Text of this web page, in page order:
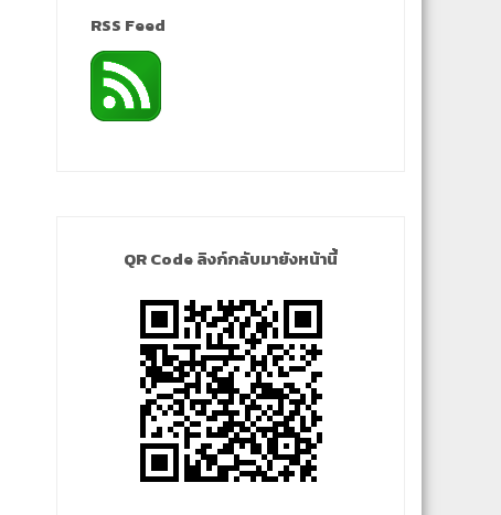
RSS Feed
QR Code ลิงก์กลับมายังหน้านี้